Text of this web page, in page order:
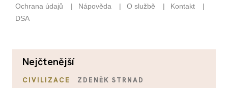
nejčtenější
CIVILIZACE ZDENĚK STRNAD